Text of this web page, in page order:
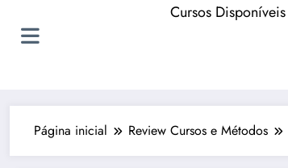
Cursos Disponíveis
Página inicial Review Cursos e Métodos